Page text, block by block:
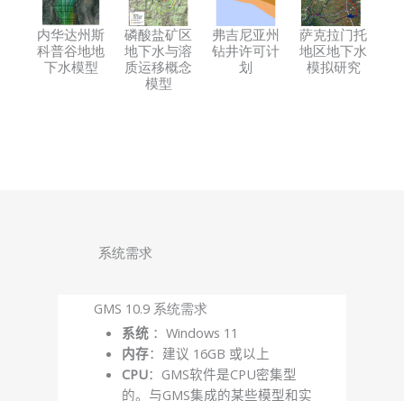
内华达州斯
科普谷地地
下水模型
磷酸盐矿区
地下水与溶
质运移概念
模型
弗吉尼亚州
钻井许可计
划
萨克拉门托
地区地下水
模拟研究
系统需求
GMS 10.9 系统需求
系统 ：Windows 11
内存：建议 16GB 或以上
CPU：GMS软件是CPU密集型
的。与GMS集成的某些模型和实